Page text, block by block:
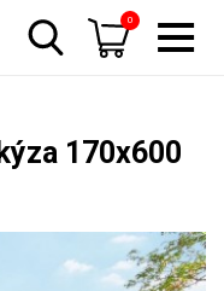
0
170x600